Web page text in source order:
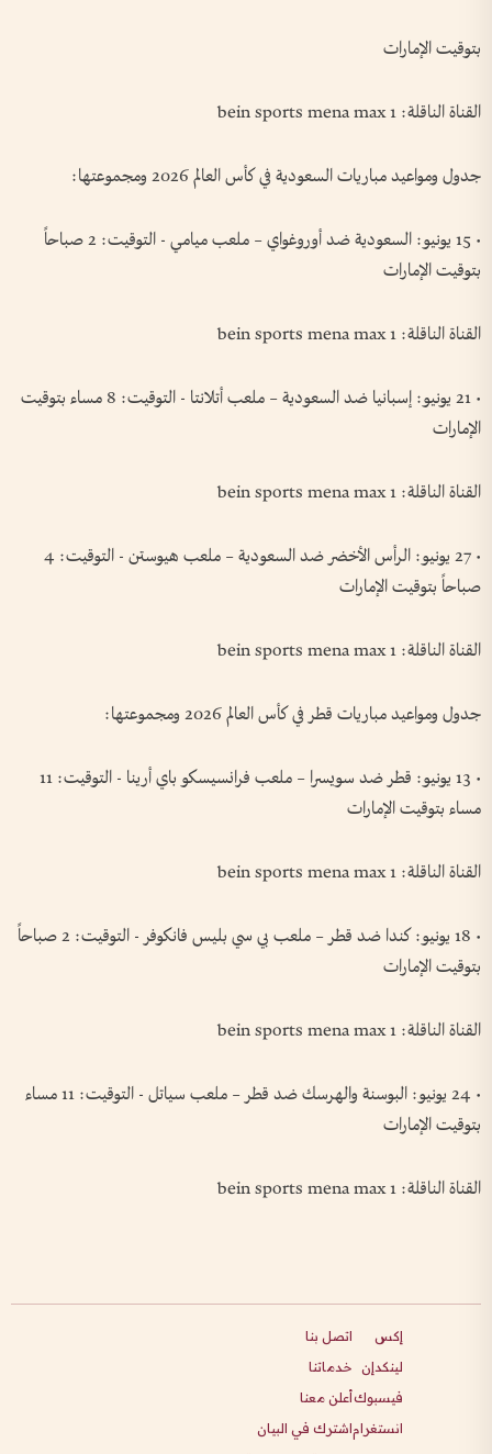
بتوقيت الإمارات
القناة الناقلة: bein sports mena max 1
جدول ومواعيد مباريات السعودية في كأس العالم 2026 ومجموعتها:
• 15 يونيو: السعودية ضد أوروغواي – ملعب ميامي - التوقيت: 2 صباحاً
بتوقيت الإمارات
القناة الناقلة: bein sports mena max 1
• 21 يونيو: إسبانيا ضد السعودية – ملعب أتلانتا - التوقيت: 8 مساء بتوقيت
الإمارات
القناة الناقلة: bein sports mena max 1
• 27 يونيو: الرأس الأخضر ضد السعودية – ملعب هيوستن - التوقيت: 4
صباحاً بتوقيت الإمارات
القناة الناقلة: bein sports mena max 1
جدول ومواعيد مباريات قطر في كأس العالم 2026 ومجموعتها:
• 13 يونيو: قطر ضد سويسرا – ملعب فرانسيسكو باي أرينا - التوقيت: 11
مساء بتوقيت الإمارات
القناة الناقلة: bein sports mena max 1
• 18 يونيو: كندا ضد قطر – ملعب بي سي بليس فانكوفر - التوقيت: 2 صباحاً
بتوقيت الإمارات
القناة الناقلة: bein sports mena max 1
• 24 يونيو: البوسنة والهرسك ضد قطر – ملعب سياتل - التوقيت: 11 مساء
بتوقيت الإمارات
القناة الناقلة: bein sports mena max 1
إكس
لينكدإن
فيسبوك
انستغرام
اتصل بنا
خدماتنا
أعلن معنا
اشترك في البيان